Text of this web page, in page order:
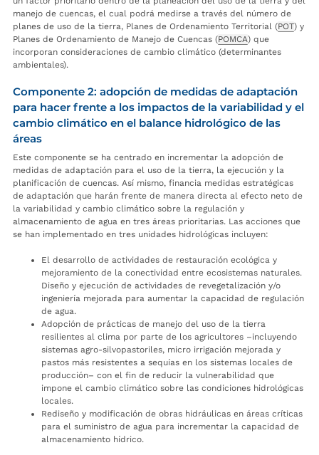
manejo de cuencas, el cual podrá medirse a través del número de
planes de uso de la tierra, Planes de Ordenamiento Territorial (POT) y
Planes de Ordenamiento de Manejo de Cuencas (POMCA) que
incorporan consideraciones de cambio climático (determinantes
ambientales).
Componente 2: adopción de medidas de adaptación
para hacer frente a los impactos de la variabilidad y el
cambio climático en el balance hidrológico de las
áreas
Este componente se ha centrado en incrementar la adopción de
medidas de adaptación para el uso de la tierra, la ejecución y la
planificación de cuencas. Así mismo, financia medidas estratégicas
de adaptación que harán frente de manera directa al efecto neto de
la variabilidad y cambio climático sobre la regulación y
almacenamiento de agua en tres áreas prioritarias. Las acciones que
se han implementado en tres unidades hidrológicas incluyen:
El desarrollo de actividades de restauración ecológica y
mejoramiento de la conectividad entre ecosistemas naturales.
Diseño y ejecución de actividades de revegetalización y/o
ingeniería mejorada para aumentar la capacidad de regulación
de agua.
Adopción de prácticas de manejo del uso de la tierra
resilientes al clima por parte de los agricultores –incluyendo
sistemas agro-silvopastoriles, micro irrigación mejorada y
pastos más resistentes a sequías en los sistemas locales de
producción– con el fin de reducir la vulnerabilidad que
impone el cambio climático sobre las condiciones hidrológicas
locales.
Rediseño y modificación de obras hidráulicas en áreas críticas
para el suministro de agua para incrementar la capacidad de
almacenamiento hídrico.